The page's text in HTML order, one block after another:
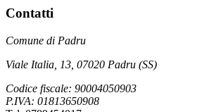
Contatti
Comune di Padru
Viale Italia, 13, 07020 Padru (SS)
Codice fiscale: 90004050903
P.IVA: 01813650908